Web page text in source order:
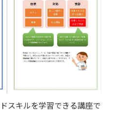
スキルを学習できる講座で